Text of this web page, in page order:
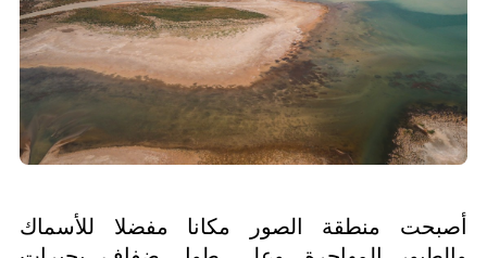
أصبحت منطقة الصور مكانا مفضلا للأسماك